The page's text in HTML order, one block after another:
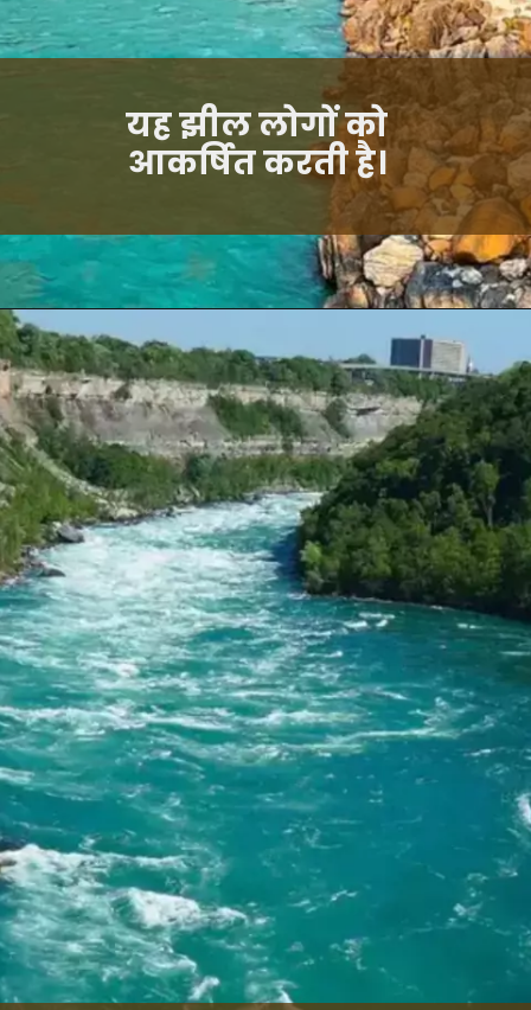
यह झील लोगों को
आकर्षित करती है।